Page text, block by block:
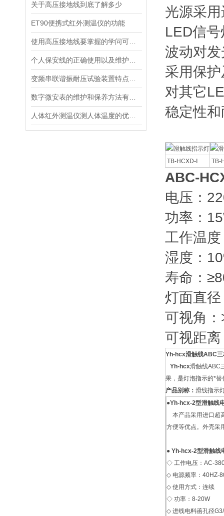
关于高压接地线到底了解多少
ET90便携式红外测温仪的功能
光源采
LED信
波动对
采用保
对其它
稳定性
TB-HCXD-Ⅰ TB-
ABC-
电压：
功率：
工作温
湿度：
寿命：
灯面直
可视角
可视距
Yh-hcx滑触线ABC三
Yh-hcx滑触线ABC
果，是灯泡指示的*替
产品别称： 滑线指示
●Yh-hcx-2型滑触线
本产品采用进口超
方便等优点。外壳采
● Yh-hcx-2型滑触线
◇ 工作电压：AC-
◇ 电源频率：40HZ-
◇ 使用方式：连续
◇ 功率：8-20W
◇ 进线电料函孔径G3/